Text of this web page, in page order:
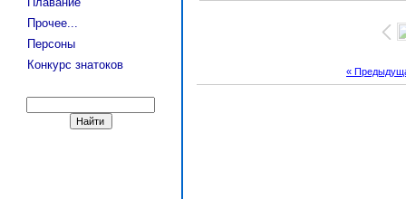
Прочее...
Персоны
Конкурс знатоков
«